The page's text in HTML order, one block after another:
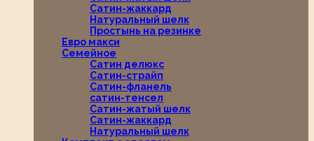
Сатин-жаккард
Натуральный шелк
Простынь на резинке
Евро макси
Семейное
Сатин делюкс
Сатин-страйп
Сатин-фланель
сатин-тенсел
Сатин-жатый шелк
Сатин-жаккард
Натуральный шелк